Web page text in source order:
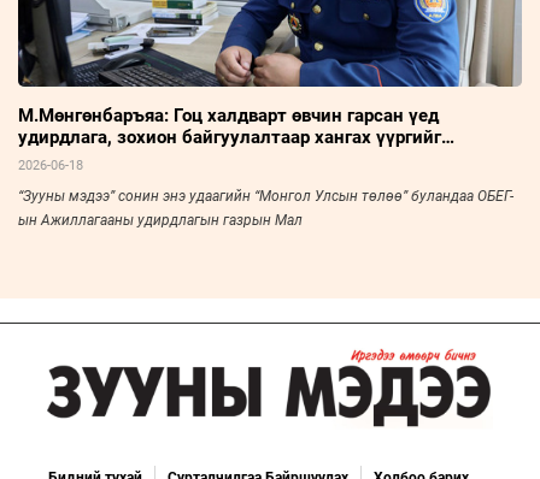
М.Мөнгөнбаръяа: Гоц халдварт өвчин гарсан үед
удирдлага, зохион байгуулалтаар хангах үүргийг
хэрэгжүүлдэг
2026-06-18
“Зууны мэдээ” сонин энэ удаагийн “Монгол Улсын төлөө” буландаа ОБЕГ-
ын Ажиллагааны удирдлагын газрын Мал